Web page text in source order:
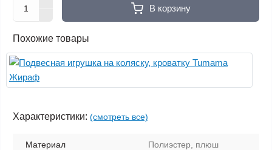
В корзину
Похожие товары
Характеристики: (смотреть все)
Материал Полиэстер, плюш